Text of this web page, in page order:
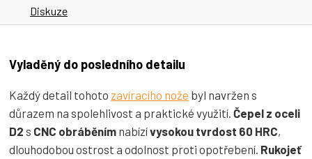
Diskuze
Vyladěný do posledního detailu
Každý detail tohoto zavíracího nože byl navržen s
důrazem na spolehlivost a praktické využití. Čepel z oceli
D2 s CNC obráběním nabízívysokou tvrdost 60 HRC,
dlouhodobou ostrost a odolnost proti opotřebení. Rukojeť